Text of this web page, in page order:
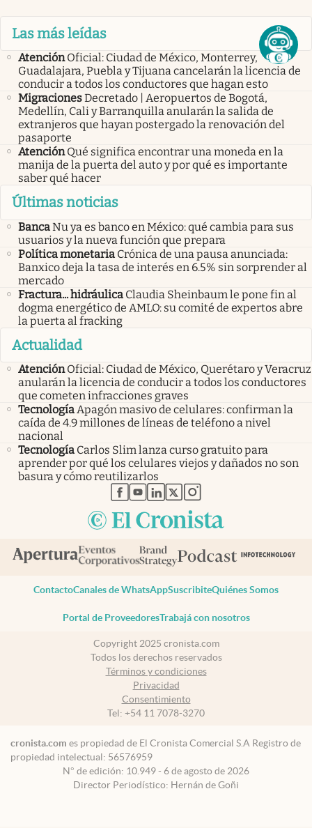
Las más leídas
Atención Oficial: Ciudad de México, Monterrey,
Guadalajara, Puebla y Tijuana cancelarán la licencia de
conducir a todos los conductores que hagan esto
MigracionesDecretado | Aeropuertos de Bogotá,
Medellín, Cali y Barranquilla anularán la salida de
extranjeros que hayan postergado la renovación del
pasaporte
Atención Qué significa encontrar una moneda en la
manija de la puerta del auto y por qué es importante
saber qué hacer
Últimas noticias
BancaNu ya es banco en México: qué cambia para sus
usuarios y la nueva función que prepara
Política monetaria Crónica de una pausa anunciada:
Banxico deja la tasa de interés en 6.5% sin sorprender al
mercado
Fractura... hidráulica Claudia Sheinbaum le pone fin al
dogma energético de AMLO: su comité de expertos abre
la puerta al fracking
Actualidad
Atención Oficial: Ciudad de México, Querétaro y Veracruz
anularán la licencia de conducir a todos los conductores
que cometen infracciones graves
TecnologíaApagón masivo de celulares: confirman la
caída de 4.9 millones de líneas de teléfono a nivel
nacional
Tecnología Carlos Slim lanza curso gratuito para
aprender por qué los celulares viejos y dañados no son
basura y cómo reutilizarlos
abre en nueva pestaña
abre en nueva pestaña
abre en nueva pestaña
abre en nueva pestaña
abre en nueva pestaña
ContactoCanales de WhatsAppSuscribiteQuiénes Somos
Portal de ProveedoresTrabajá con nosotros
Copyright 2025 cronista.com
Todos los derechos reservados
Términos y condiciones
Privacidad
Consentimiento
Tel: +54 11 7078-3270
cronista.com es propiedad de El Cronista Comercial S.A Registro de
propiedad intelectual: 56576959
N° de edición: 10.949 - 6 de agosto de 2026
Director Periodístico: Hernán de Goñi